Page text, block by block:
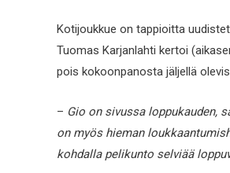
Kotijoukkue on tappioitta
Tuomas Karjanlahti kertoi
pois kokoonpanosta jäljellä
– Gio on sivussa loppukauden,
on myös hieman
kohdalla pelikunto selviää